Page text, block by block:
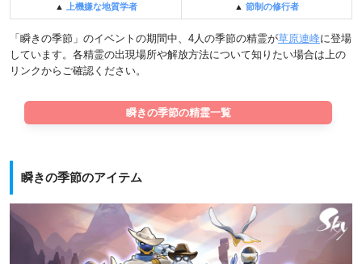
▲ 上機嫌な地質学者 ▲ 節制の修行者
「瞬きの季節」のイベントの期間中、4人の季節の精霊が草原連峰に登場
しています。各精霊の出現場所や解放方法について知りたい場合は上の
リンクからご確認ください。
瞬きの季節の精霊一覧
瞬きの季節のアイテム